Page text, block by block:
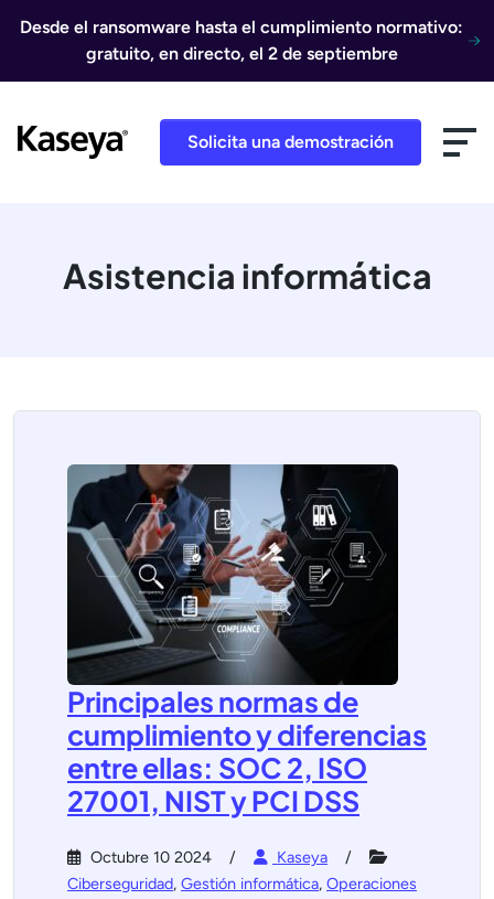
Desde el ransomware hasta el cumplimiento normativo:
gratuito, en directo, el 2 de septiembre
Solicita una demostración
Asistencia informática
Principales normas de
cumplimiento y diferencias
entre ellas: SOC 2, ISO
27001, NIST y PCI DSS
Octubre 10 2024
Kaseya
Ciberseguridad, Gestión informática, Operaciones